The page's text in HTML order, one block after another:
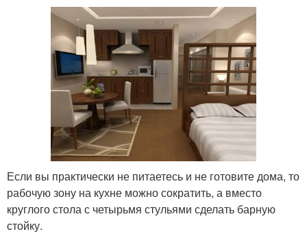
Если вы практически не питаетесь и не готовите дома, то
рабочую зону на кухне можно сократить, а вместо
круглого стола с четырьмя стульями сделать барную
стойку.